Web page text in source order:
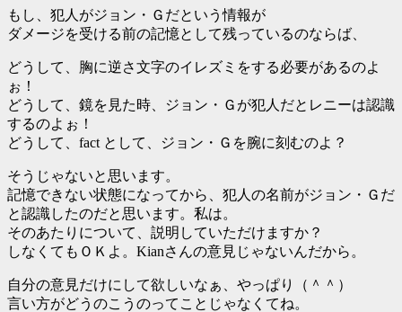
もし、犯人がジョン・Ｇだという情報が
ダメージを受ける前の記憶として残っているのならば、
どうして、胸に逆さ文字のイレズミをする必要があるのよ
ぉ！
どうして、鏡を見た時、ジョン・Ｇが犯人だとレニーは認識
するのよぉ！
どうして、fact として、ジョン・Ｇを腕に刻むのよ？
そうじゃないと思います。
記憶できない状態になってから、犯人の名前がジョン・Ｇだ
と認識したのだと思います。私は。
そのあたりについて、説明していただけますか？
しなくてもＯＫよ。Kianさんの意見じゃないんだから。
自分の意見だけにして欲しいなぁ、やっぱり（＾＾）
言い方がどうのこうのってことじゃなくてね。